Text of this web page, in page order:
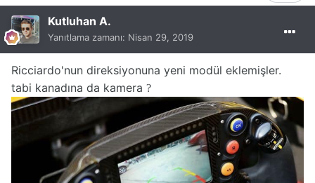
Kutluhan A.
Yanıtlama zamanı: Nisan 29, 2019
Ricciardo'nun direksiyonuna yeni modül eklemişler.
tabi kanadına da kamera ?